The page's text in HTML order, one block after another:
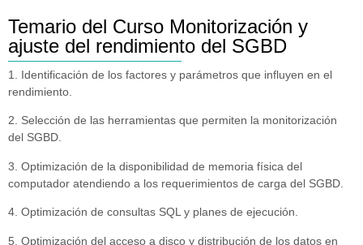
Temario del Curso Monitorización y
ajuste del rendimiento del SGBD
1. Identificación de los factores y parámetros que influyen en el
rendimiento.
2. Selección de las herramientas que permiten la monitorización
del SGBD.
3. Optimización de la disponibilidad de memoria física del
computador atendiendo a los requerimientos de carga del SGBD.
4. Optimización de consultas SQL y planes de ejecución.
5. Optimización del acceso a disco y distribución de los datos en